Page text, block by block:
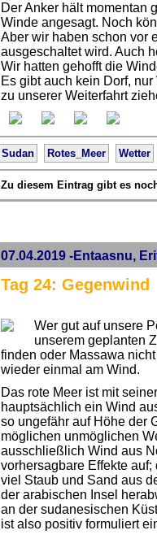
Der Anker hält momentan
Winde angesagt. Noch
Aber wir haben schon vor
ausgeschaltet wird. Auch
Wir hatten gehofft die
Es gibt auch kein Dorf,
zu unserer Weiterfahrt
Sudan Rotes_Meer Wetter
Zu diesem Eintrag gibt es
07.04.2019 -Entaasnu,
Tag 24: Gegenwind
Wer gut auf unsere
unserem geplanten
finden oder Massawa
wieder einmal am Wind.
Das rote Meer ist mit
hauptsächlich ein Wind
so ungefähr auf Höhe der
möglichen unmöglichen
ausschließlich Wind aus
vorhersagbare Effekte
viel Staub und Sand aus
der arabischen Insel
an der sudanesischen
ist also positiv formuliert